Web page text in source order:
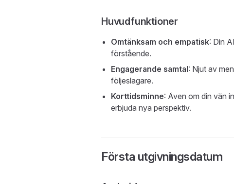
Huvudfunktioner
Omtänksam och empatisk: Din
förstående.
Engagerande samtal: Njut av
följeslagare.
Korttidsminne: Även om din vän
erbjuda nya perspektiv.
Första utgivningsdatum